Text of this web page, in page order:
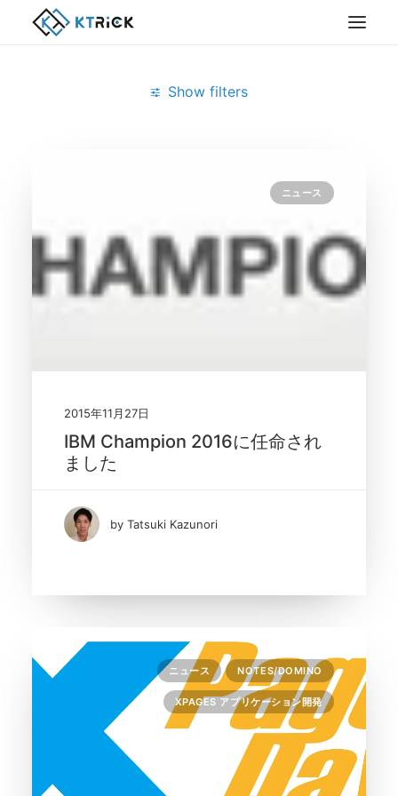
Show filters
ニュース
2015年11月27日
IBM Champion 2016に任命され
ました
by Tatsuki Kazunori
ニュース NOTES/DOMINO
XPAGES アプリケーション開発